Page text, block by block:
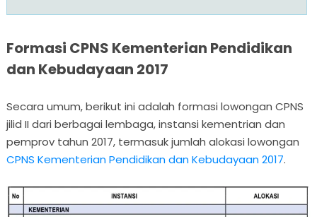
Formasi CPNS Kementerian Pendidikan
dan Kebudayaan 2017
Secara umum, berikut ini adalah formasi lowongan CPNS
jilid II dari berbagai lembaga, instansi kementrian dan
pemprov tahun 2017, termasuk jumlah alokasi lowongan
CPNS Kementerian Pendidikan dan Kebudayaan 2017.